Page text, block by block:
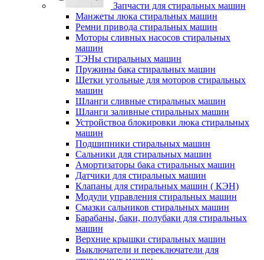
Запчасти для стиральных машин
Манжеты люка стиральных машин
Ремни привода стиральных машин
Моторы сливных насосов стиральных
машин
ТЭНы стиральных машин
Пружины бака стиральных машин
Щетки угольные для моторов стиральных
машин
Шланги сливные стиральных машин
Шланги заливные стиральных машин
Устройствоа блокировки люка стиральных
машин
Подшипники стиральных машин
Сальники для стиральных машин
Амортизаторы бака стиральных машин
Датчики для стиральных машин
Клапаны для стиральных машин ( КЭН)
Модули управления стиральных машин
Смазки сальников стиральных машин
Барабаны, баки, полубаки для стиральных
машин
Верхние крышки стиральных машин
Выключатели и переключатели для